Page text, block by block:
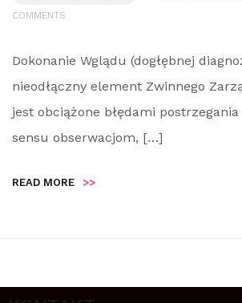
COMMENTS
Dokonanie Wglądu (dogłębnej
nieodłączny element Zwinnego
jest obciążone błędami
sensu obserwacjom, […]
READ MORE >>